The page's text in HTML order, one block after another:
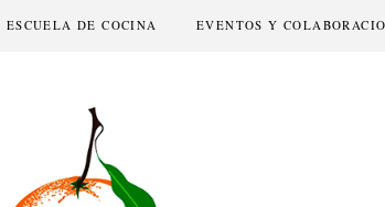
ESCUELA DE COCINA EVENTOS Y